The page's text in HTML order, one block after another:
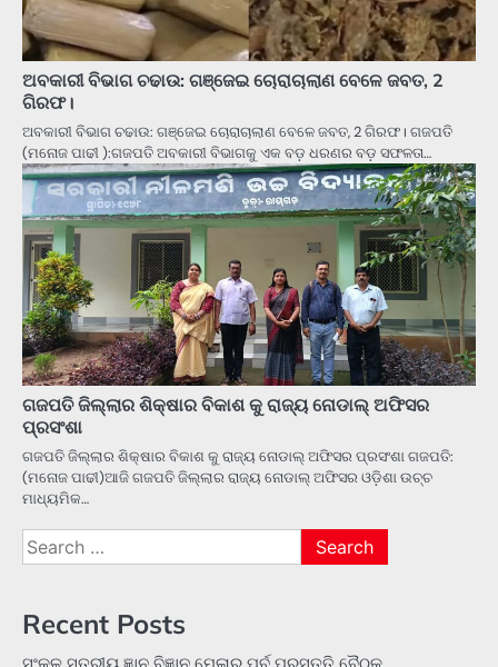
ଅବକାରୀ ବିଭାଗ ଚଢାଉ: ଗଞ୍ଜେଇ ଚୋରାଚାଲାଣ ବେଳେ ଜବତ, 2
ଗିରଫ।
ଅବକାରୀ ବିଭାଗ ଚଢାଉ: ଗଞ୍ଜେଇ ଚୋରାଚାଲାଣ ବେଳେ ଜବତ, 2 ଗିରଫ। ଗଜପତି
(ମନୋଜ ପାଢୀ ):ଗଜପତି ଅବକାରୀ ବିଭାଗକୁ ଏକ ବଡ଼ ଧରଣର ବଡ଼ ସଫଳତା…
ଗଜପତି ଜିଲ୍ଲାର ଶିକ୍ଷାର ବିକାଶ କୁ ରାଜ୍ୟ ନୋଡାଲ୍ ଅଫିସର
ପ୍ରସଂଶା
ଗଜପତି ଜିଲ୍ଲାର ଶିକ୍ଷାର ବିକାଶ କୁ ରାଜ୍ୟ ନୋଡାଲ୍ ଅଫିସର ପ୍ରସଂଶା ଗଜପତି:
(ମନୋଜ ପାଢୀ)ଆଜି ଗଜପତି ଜିଲ୍ଲାର ରାଜ୍ୟ ନୋଡାଲ୍ ଅଫିସର ଓଡ଼ିଶା ଉଚ୍ଚ
ମାଧ୍ୟମିକ…
Search
for:
Recent Posts